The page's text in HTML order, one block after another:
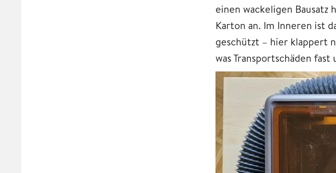
einen wackeligen
Karton an. Im Inneren ist
geschützt – hier klappert
was Transportschäden